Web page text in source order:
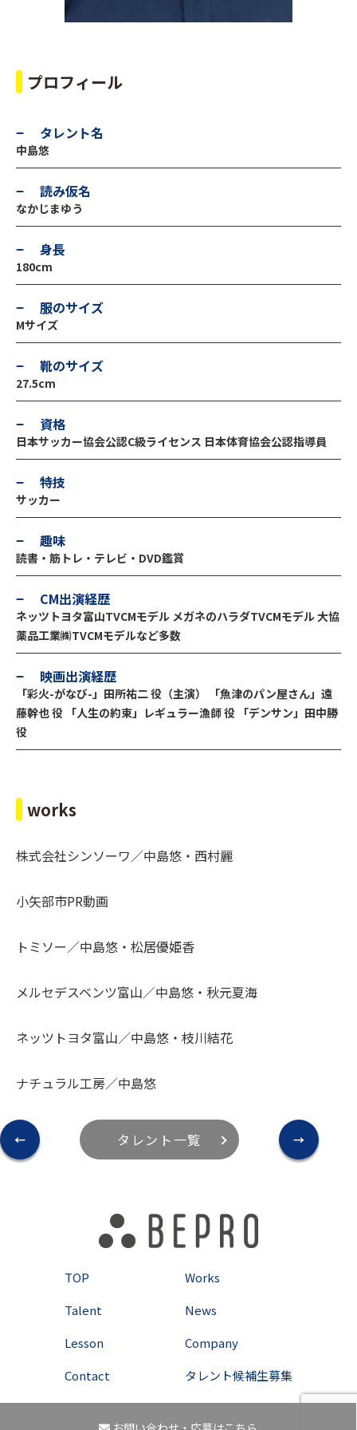
プロフィール
タレント名
中島悠
読み仮名
なかじまゆう
身長
180cm
服のサイズ
Mサイズ
靴のサイズ
27.5cm
資格
日本サッカー協会公認C級ライセンス 日本体育協会公認指導員
特技
サッカー
趣味
読書・筋トレ・テレビ・DVD鑑賞
CM出演経歴
ネッツトヨタ富山TVCMモデル メガネのハラダTVCMモデル 大協
薬品工業㈱TVCMモデルなど多数
映画出演経歴
「彩火-がなび-」田所祐二 役（主演） 「魚津のパン屋さん」遠
藤幹也 役 「人生の約束」レギュラー漁師 役 「デンサン」田中勝
役
works
株式会社シンソーワ／中島悠・西村麗
小矢部市PR動画
トミソー／中島悠・松居優姫香
メルセデスベンツ富山／中島悠・秋元夏海
ネッツトヨタ富山／中島悠・枝川結花
ナチュラル工房／中島悠
← タレント一覧 →
TOP
Works
Talent
News
Lesson
Company
Contact
タレント候補生募集